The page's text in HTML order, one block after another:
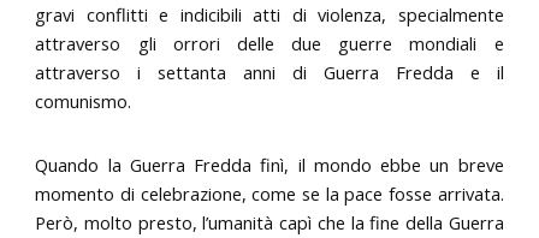
gravi conflitti e indicibili atti di violenza, specialmente
attraverso gli orrori delle due guerre mondiali e
attraverso i settanta anni di Guerra Fredda e il
comunismo.
Quando la Guerra Fredda finì, il mondo ebbe un breve
momento di celebrazione, come se la pace fosse arrivata.
Però, molto presto, l’umanità capì che la fine della Guerra